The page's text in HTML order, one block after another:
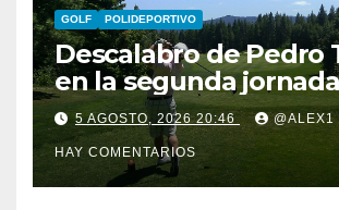
GOLF POLIDEPORTIVO
Descalabro de Pedro
en la segunda
Reid Trophy y Marcos
Ledesma pasa el
‘los pelos’
5 AGOSTO, 2026 20:46 @ALEX1
HAY COMENTARIOS